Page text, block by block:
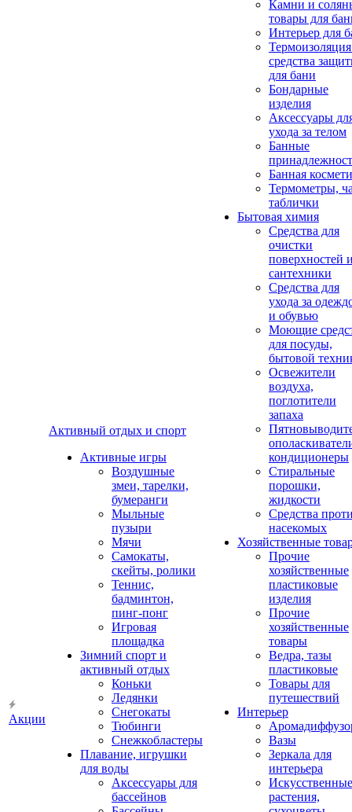
Акции
Активный отдых и спорт
Активные игры
Воздушные
змеи, тарелки,
бумеранги
Мыльные
пузыри
Мячи
Самокаты,
скейты, ролики
Теннис,
бадминтон,
пинг-понг
Игровая
площадка
Зимний спорт и
активный отдых
Коньки
Ледянки
Снегокаты
Тюбинги
Снежкобластеры
Плавание, игрушки
для воды
Аксессуары для
бассейнов
Камни и
товары для
Интерьер для
средства
для бани
Бондарные
изделия
Аксеcсуары
ухода за телом
Банные
Банная
Термометры,
таблички
Бытовая химия
Средства для
очистки
поверхностей
сантехники
Средства для
ухода за
и обувью
Моющие
для посуды,
бытовой
Освежители
воздуха,
поглотители
запаха
кондиционеры
Стиральные
порошки,
жидкости
Средства
насекомых
Хозяйственные
Прочие
хозяйственные
пластиковые
изделия
Прочие
хозяйственные
товары
Ведра, тазы
пластиковые
Товары для
путешествий
Интерьер
Вазы
Зеркала для
интерьера
Искусственные
растения,